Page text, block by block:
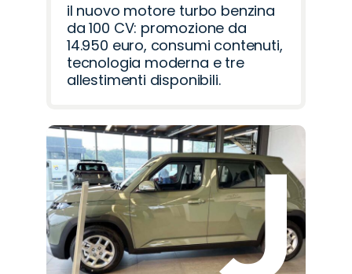
il nuovo motore turbo benzina
da 100 CV: promozione da
14.950 euro, consumi contenuti,
tecnologia moderna e tre
allestimenti disponibili.